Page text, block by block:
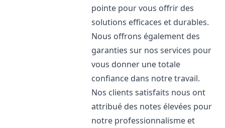
pointe pour vous offrir des
solutions efficaces et durables.
Nous offrons également des
garanties sur nos services pour
vous donner une totale
confiance dans notre travail.
Nos clients satisfaits nous ont
attribué des notes élevées pour
notre professionnalisme et